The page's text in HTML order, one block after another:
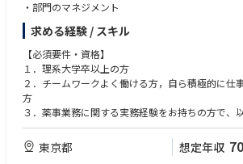
・部門のマネジメント
求める経験 / スキル
【必須要件・資格】
１．理系大学卒以上の方
２．チームワークよく働ける方，自ら積極的に仕
方
３．薬事業務に関する実務経験をお持ちの方で、
・薬事関連規制等を調査、理解する能力を
・新薬に係る薬事申請及び当局対応のご経
４．プロジェント及びピープルマネジメントのご
東京都 想定年収